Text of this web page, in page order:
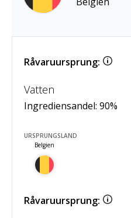
Råvaruursprung:
Vatten
Ingrediensandel: 90%
URSPRUNGSLAND
Belgien
Råvaruursprung: